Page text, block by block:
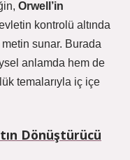
Orwell’in
kontrolü altında
sunar. Burada
anlamda hem de
temalarıyla iç içe
Dönüştürücü